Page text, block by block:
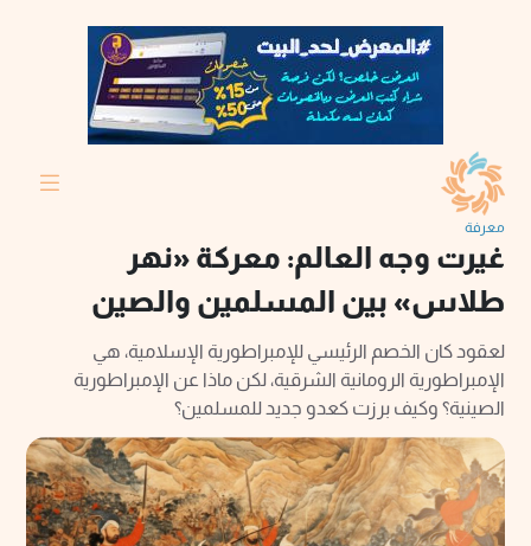
معرفة
غيرت وجه العالم: معركة «نهر
طلاس» بين المسلمين والصين
لعقود كان الخصم الرئيسي للإمبراطورية الإسلامية، هي
الإمبراطورية الرومانية الشرقية، لكن ماذا عن الإمبراطورية
الصينية؟ وكيف برزت كعدو جديد للمسلمين؟